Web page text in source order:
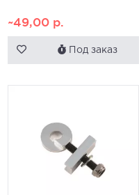
~49,00 р.
Под заказ